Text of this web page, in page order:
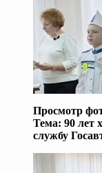
Просмотр
Тема: 90 лет
службу